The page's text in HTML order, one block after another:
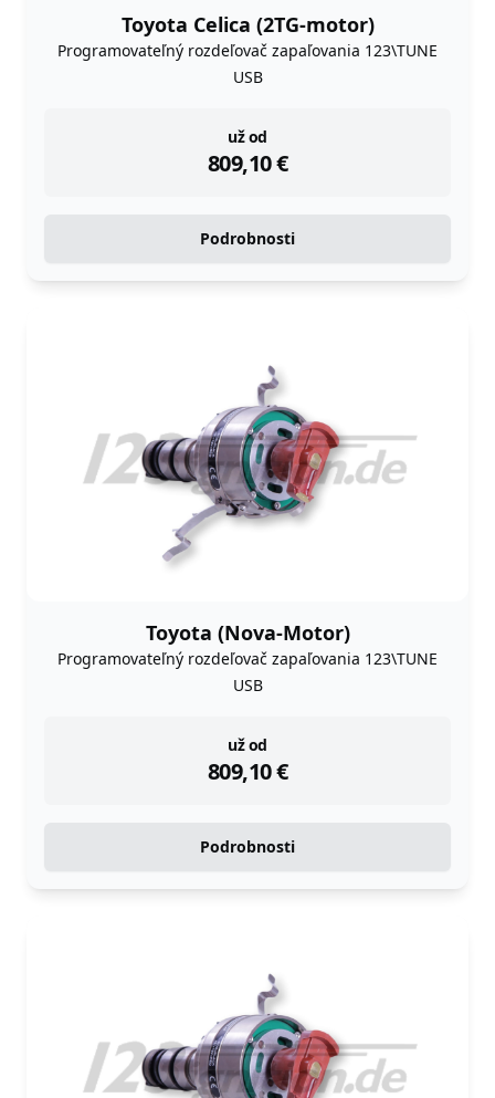
Toyota Celica (2TG-motor)
Programovateľný rozdeľovač zapaľovania 123\TUNE
USB
už od
809,10€
instock
Podrobnosti
Toyota (Nova-Motor)
Programovateľný rozdeľovač zapaľovania 123\TUNE
USB
už od
809,10€
instock
Podrobnosti